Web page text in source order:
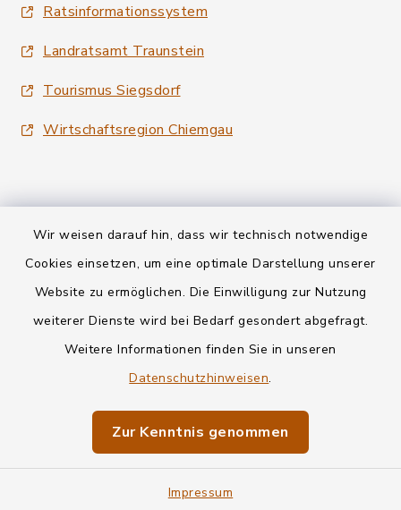
Wir weisen darauf hin, dass wir technisch notwendige
Cookies einsetzen, um eine optimale Darstellung unserer
Website zu ermöglichen. Die Einwilligung zur Nutzung
weiterer Dienste wird bei Bedarf gesondert abgefragt.
Weitere Informationen finden Sie in unseren
Datenschutzhinweisen.
Zur Kenntnis genommen
Impressum
Ratsinformationssystem
Landratsamt Traunstein
Tourismus Siegsdorf
Wirtschaftsregion Chiemgau
Kontakt
Informationspflichten
Impressum
Sitemap